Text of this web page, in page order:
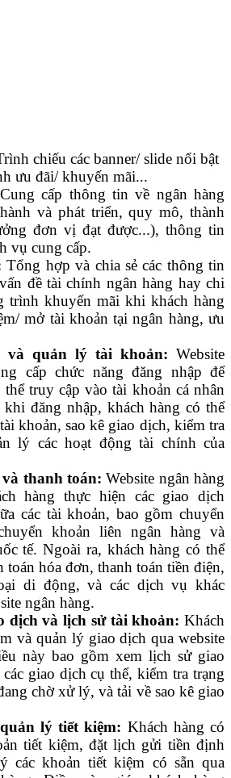
chiếu các banner/ slide nổi bật
ưu đãi/ khuyến mãi...
Cung cấp thông tin về ngân hàng
và phát triển, quy mô, thành
đơn vị đạt được...), thông tin
vụ cung cấp.
Tổng hợp và chia sẻ các thông tin
đề tài chính ngân hàng hay chi
trình khuyến mãi khi khách hàng
mở tài khoản tại ngân hàng, ưu
và quản lý tài khoản: Website
cấp chức năng đăng nhập để
thể truy cập vào tài khoản cá nhân
khi đăng nhập, khách hàng có thể
khoản, sao kê giao dịch, kiểm tra
lý các hoạt động tài chính của
thanh toán: Website ngân hàng
hàng thực hiện các giao dịch
các tài khoản, bao gồm chuyển
khoản liên ngân hàng và
tế. Ngoài ra, khách hàng có thể
toán hóa đơn, thanh toán tiền điện,
di động, và các dịch vụ khác
ngân hàng.
dịch và lịch sử tài khoản: Khách
và quản lý giao dịch qua website
này bao gồm xem lịch sử giao
giao dịch cụ thể, kiểm tra trạng
chờ xử lý, và tải về sao kê giao
lý tiết kiệm: Khách hàng có
tiết kiệm, đặt lịch gửi tiền định
các khoản tiết kiệm có sẵn qua